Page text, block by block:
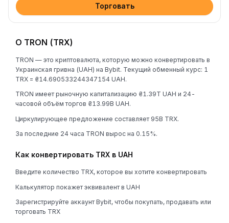
Торговать
О TRON (TRX)
TRON — это криптовалюта, которую можно конвертировать в
Украинская гривна (UAH) на Bybit. Текущий обменный курс: 1
TRX = ₴14.690533244347154 UAH.
TRON имеет рыночную капитализацию ₴1.39T UAH и 24-
часовой объём торгов ₴13.99B UAH.
Циркулирующее предложение составляет 95B TRX.
За последние 24 часа TRON вырос на 0.15%.
Как конвертировать TRX в UAH
Введите количество TRX, которое вы хотите конвертировать
Калькулятор покажет эквивалент в UAH
Зарегистрируйте аккаунт Bybit, чтобы покупать, продавать или
торговать TRX